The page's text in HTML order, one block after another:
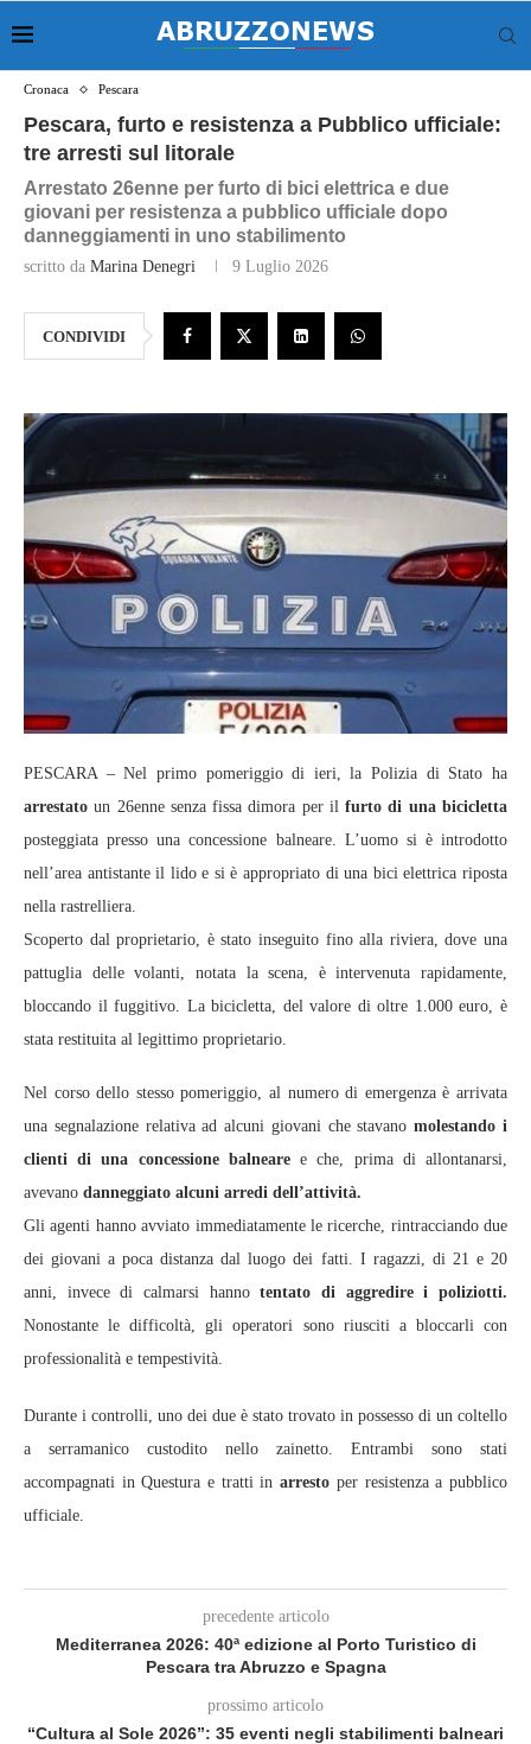
Cronaca Pescara
Pescara, furto e resistenza a Pubblico ufficiale:
tre arresti sul litorale
Arrestato 26enne per furto di bici elettrica e due
giovani per resistenza a pubblico ufficiale dopo
danneggiamenti in uno stabilimento
scritto da Marina Denegri 9 Luglio 2026
CONDIVIDI
PESCARA – Nel primo pomeriggio di ieri, la Polizia di Stato ha
arrestato un 26enne senza fissa dimora per ilfurto di una bicicletta
posteggiata presso una concessione balneare. L’uomo si è introdotto
nell’area antistante il lido e si è appropriato di una bici elettrica riposta
nella rastrelliera.
Scoperto dal proprietario, è stato inseguito fino alla riviera, dove una
pattuglia delle volanti, notata la scena, è intervenuta rapidamente,
bloccando il fuggitivo. La bicicletta, del valore di oltre 1.000 euro, è
stata restituita al legittimo proprietario.
Nel corso dello stesso pomeriggio, al numero di emergenza è arrivata
una segnalazione relativa ad alcuni giovani che stavanomolestando i
clienti di una concessione balnearee che, prima di allontanarsi,
avevano danneggiato alcuni arredi dell’attività.
Gli agenti hanno avviato immediatamente le ricerche, rintracciando due
dei giovani a poca distanza dal luogo dei fatti. I ragazzi, di 21 e 20
anni, invece di calmarsi hannotentato di aggredire i poliziotti.
Nonostante le difficoltà, gli operatori sono riusciti a bloccarli con
professionalità e tempestività.
Durante i controlli, uno dei due è stato trovato in possesso di un coltello
a serramanico custodito nello zainetto. Entrambi sono stati
accompagnati in Questura e tratti inarresto per resistenza a pubblico
ufficiale.
precedente articolo
Mediterranea 2026: 40ª edizione al Porto Turistico di
Pescara tra Abruzzo e Spagna
prossimo articolo
“Cultura al Sole 2026”: 35 eventi negli stabilimenti balneari